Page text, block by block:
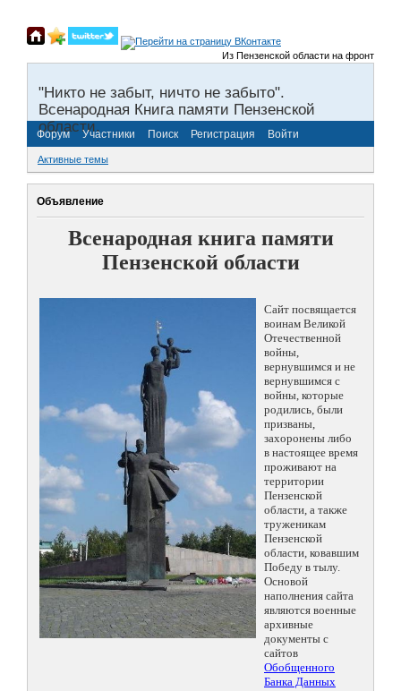
Из Пензенской области на фронты
"Никто не забыт, ничто не забыто".
Всенародная Книга памяти Пензенской
области.
Форум Участники Поиск Регистрация Войти
Активные темы
Объявление
Всенародная книга памяти
Пензенской области
Сайт посвящается
воинам Великой
Отечественной
войны,
вернувшимся и не
вернувшимся с
войны, которые
родились, были
призваны,
захоронены либо
в настоящее время
проживают на
территории
Пензенской
области, а также
труженикам
Пензенской
области, ковавшим
Победу в тылу.
Основой
наполнения сайта
являются военные
архивные
документы с
сайтов
Обобщенного
Банка Данных